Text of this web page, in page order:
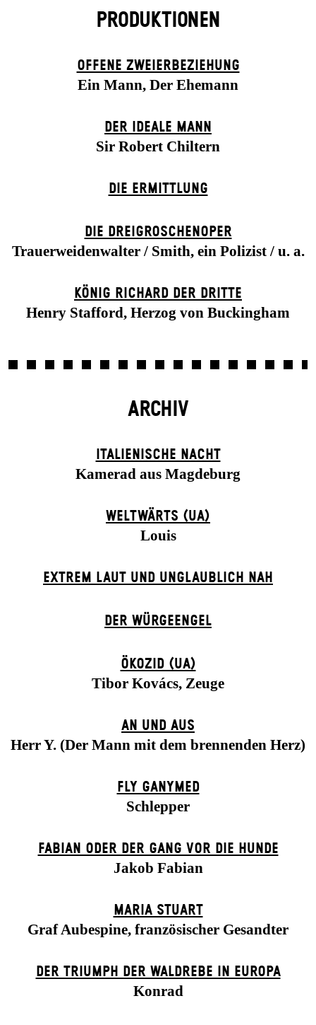
PRODUKTIONEN
OFFENE ZWEIER­BEZIEHUNG
Ein Mann, Der Ehemann
DER IDEALE MANN
Sir Robert Chiltern
DIE ERMITTLUNG
DIE DREI­GROSCHEN­OPER
Trauerweidenwalter / Smith, ein Polizist / u. a.
KÖNIG RICHARD DER DRITTE
Henry Stafford, Herzog von Buckingham
ARCHIV
ITALIENISCHE NACHT
Kamerad aus Magdeburg
WELTWÄRTS (UA)
Louis
EXTREM LAUT UND UNGLAUBLICH NAH
DER WÜR­GE­ENG­EL
ÖKOZID (UA)
Tibor Kovács, Zeuge
AN UND AUS
Herr Y. (Der Mann mit dem brennenden Herz)
FLY GANYMED
Schlepper
FABIAN ODER DER GANG VOR DIE HUNDE
Jakob Fabian
MARIA STUART
Graf Aubespine, französischer Gesandter
DER TRIUMPH DER WALDREBE IN EUROPA
Konrad